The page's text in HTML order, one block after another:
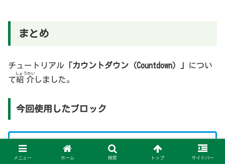
まとめ
チュートリアル 「カウントダウン（Countdown）」
につい
て紹介
しょうかい
しました。
今回使用したブロック
カウンターを0～4に
えてくりかえ
メニュー ホーム 検索 トップ サイドバー